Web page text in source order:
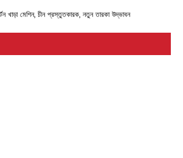
খাড়া মেশিন, চীন প্রস্তুতকারক, নতুন তারকা উদ্ভাবন